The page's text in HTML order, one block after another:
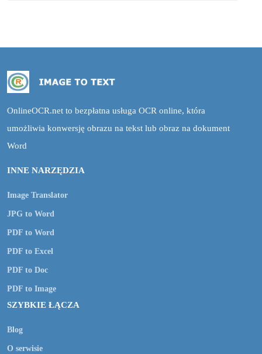
OnlineOCR.net to bezpłatna usługa OCR online, która
umożliwia konwersję obrazu na tekst lub obraz na dokument
Word
INNE NARZĘDZIA
Image Translator
JPG to Word
PDF to Word
PDF to Excel
PDF to Doc
PDF to Image
SZYBKIE ŁĄCZA
Blog
O serwisie